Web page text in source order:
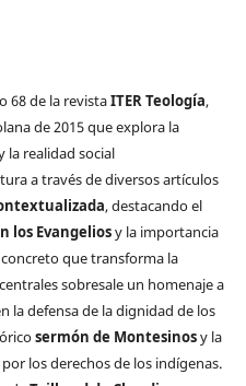
68 de la revistaITER Teología,
de 2015 que explora la
la realidad social
a través de diversos artículos
, destacando el
los Evangeliosy la importancia
que transforma la
sobresale un homenaje a
la defensa de la dignidad de los
sermón de Montesinosy la
los derechos de los indígenas.